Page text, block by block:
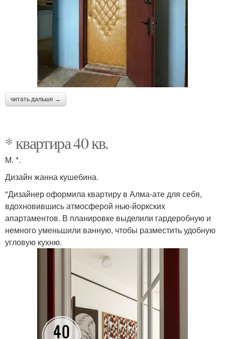
читать дальше →
* квартира 40 кв.
М. *.
Дизайн жанна кушебина.
"Дизайнер оформила квартиру в Алма-ате для себя,
вдохновившись атмосферой нью-йоркских
апартаментов. В планировке выделили гардеробную и
немного уменьшили ванную, чтобы разместить удобную
угловую кухню.